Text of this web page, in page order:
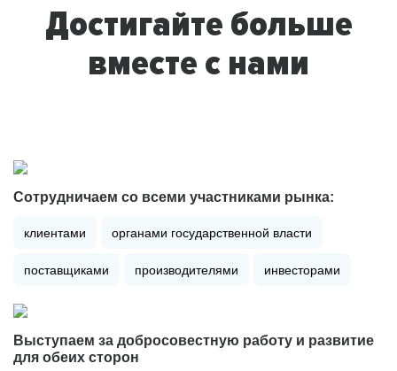
Достигайте больше
вместе с нами
Сотрудничаем со всеми участниками рынка:
клиентами органами государственной власти
поставщиками производителями инвесторами
Выступаем за добросовестную работу и развитие
для обеих сторон